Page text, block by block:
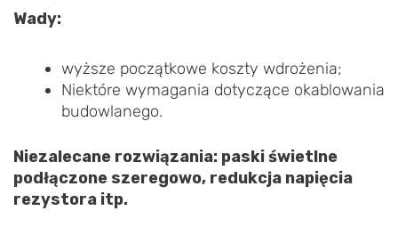
Wady:
wyższe początkowe koszty wdrożenia;
Niektóre wymagania dotyczące okablowania
budowlanego.
Niezalecane rozwiązania: paski świetlne
podłączone szeregowo, redukcja napięcia
rezystora itp.